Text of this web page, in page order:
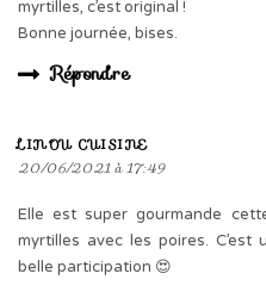
myrtilles, c’est original !
Bonne journée, bises.
Répondre
LINOU CUISINE
20/06/2021 à 17:49
Elle est super gourmande
myrtilles avec les poires.
belle participation 😍